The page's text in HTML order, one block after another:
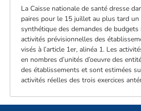
La Caisse nationale de santé dresse
paires pour le 15 juillet au plus tard un
synthétique des demandes de budgets
activités prévisionnelles des
visés à l’article 1er, alinéa 1. Les
en nombres d’unités d’oeuvre des
des établissements et sont estimées
activités réelles des trois exercices